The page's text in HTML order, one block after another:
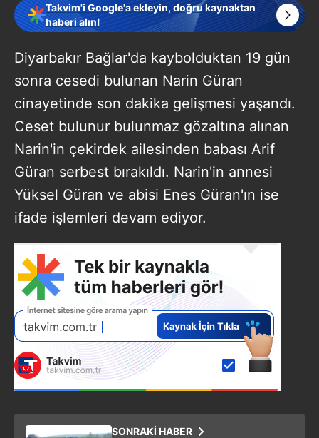
Takvim'i Google'a ekleyin, doğru kaynaktan
haberi alın!
Diyarbakır Bağlar'da kaybolduktan 19 gün
sonra cesedi bulunan Narin Güran
cinayetinde son dakika gelişmesi yaşandı.
Ceset bulunur bulunmaz gözaltına alınan
Narin'in çekirdek ailesinden babası Arif
Güran serbest bırakıldı. Narin'in annesi
Yüksel Güran ve abisi Enes Güran'ın ise
ifade işlemleri devam ediyor.
SONRAKİ HABER